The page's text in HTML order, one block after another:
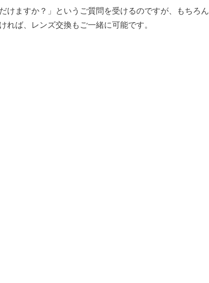
けますか？」というご質問を受けるのですが、もちろん
れば、レンズ交換もご一緒に可能です。